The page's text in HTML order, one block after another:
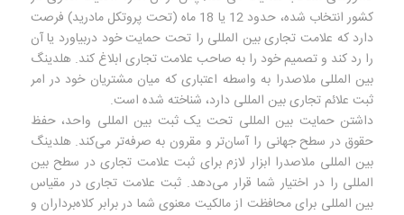
کشور انتخاب شده، حدود 12 یا 18 ماه (تحت پروتکل مادرید) فرصت
دارد که علامت تجاری بین المللی را تحت حمایت خود دربیاورد یا آن
را رد کند و تصمیم خود را به صاحب علامت تجاری ابلاغ کند. هلدینگ
بین المللی ملاصدرا به واسطه اعتباری که میان مشتریان خود در امر
ثبت علائم تجاری بین المللی دارد، شناخته شده است.
داشتن حمایت بین المللی تحت یک ثبت بین المللی واحد، حفظ
حقوق در سطح جهانی را آسان‌تر و مقرون به صرفه‌تر می‌کند. هلدینگ
بین المللی ملاصدرا ابزار لازم برای ثبت علامت تجاری در سطح بین
المللی را در اختیار شما قرار می‌دهد. ثبت علامت تجاری در مقیاس
بین المللی برای محافظت از مالکیت معنوی شما در برابر کلاه‌برداران و